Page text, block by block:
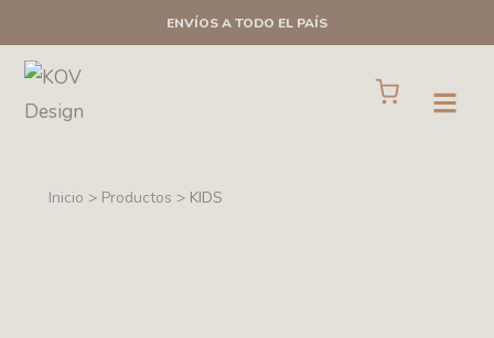
al
contenido
ENVÍOS A TODO EL PAÍS
Open
Cart
Inicio > Productos > KIDS